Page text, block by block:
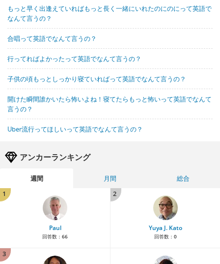
もっと早く出逢えていればもっと長く一緒にいれたのにのにって英語で
なんて言うの？
合唱って英語でなんて言うの？
行ってればよかったって英語でなんて言うの？
子供の頃もっとしっかり寝ていればって英語でなんて言うの？
開けた瞬間誰かいたら怖いよね！寝てたらもっと怖いって英語でなんて
言うの？
Uber流行ってほしいって英語でなんて言うの？
アンカーランキング
週間 月間
総合
1
Paul
回答数： 66
2
Yuya J. Kato
回答数： 0
3